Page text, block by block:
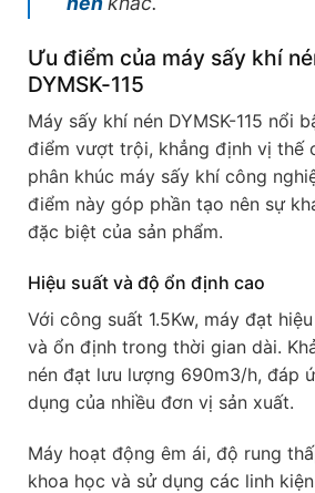
Ưu điểm của máy sấy khí
DYMSK-115
Máy sấy khí nén DYMSK-115 nổi
điểm vượt trội, khẳng định vị thế
phân khúc máy sấy khí công
điểm này góp phần tạo nên sự
đặc biệt của sản phẩm.
Hiệu suất và độ ổn định cao
Với công suất 1.5Kw, máy đạt
và ổn định trong thời gian dài.
nén đạt lưu lượng 690m3/h, đáp
dụng của nhiều đơn vị sản xuất.
Máy hoạt động êm ái, độ rung
khoa học và sử dụng các linh